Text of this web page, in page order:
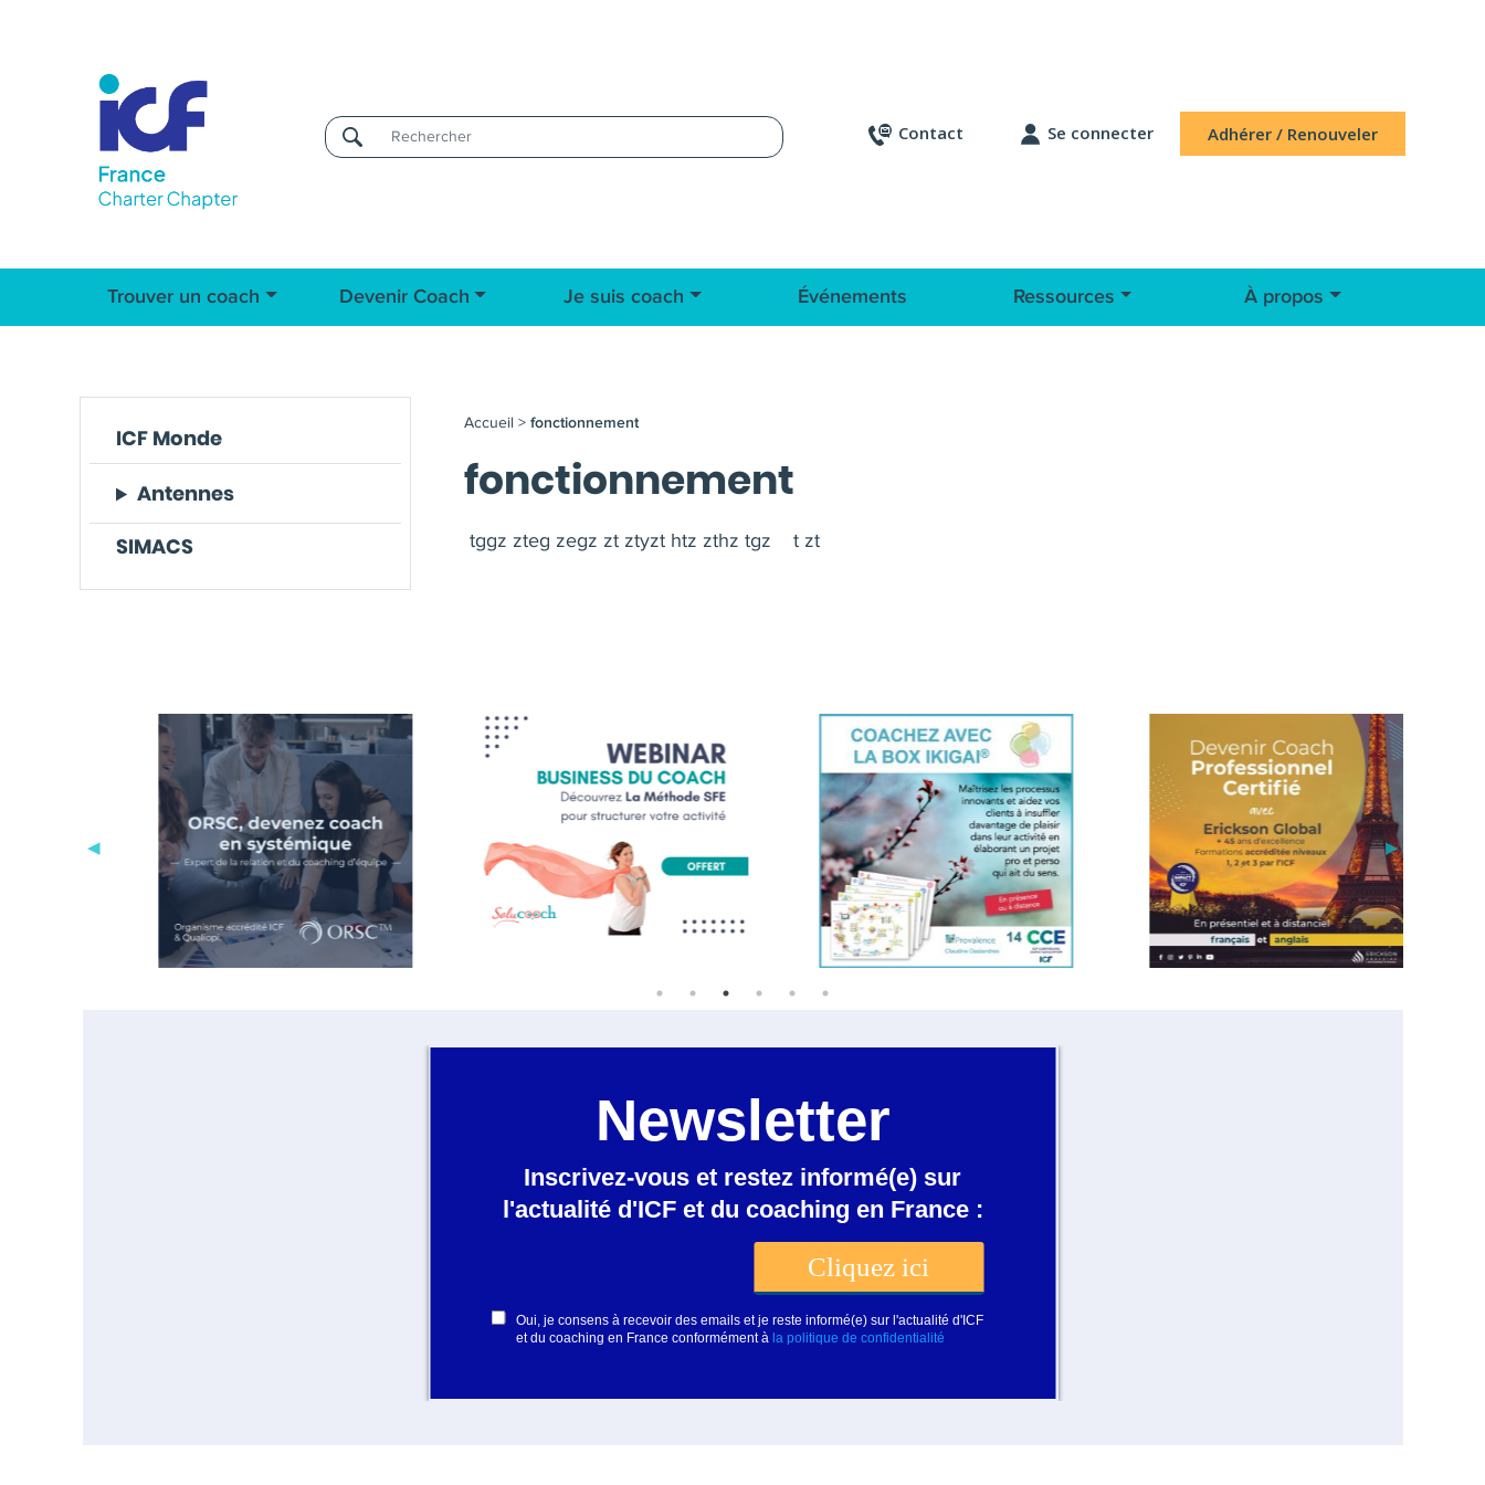
Username Contact Se connecter Adhérer / Renouveler
Trouver un coach Devenir Coach Je suis coach Événements Ressources À propos
ICF Monde
Antennes
SIMACS
Accueil > fonctionnement
fonctionnement
tggz zteg zegz zt ztyzt htz zthz tgz t zt